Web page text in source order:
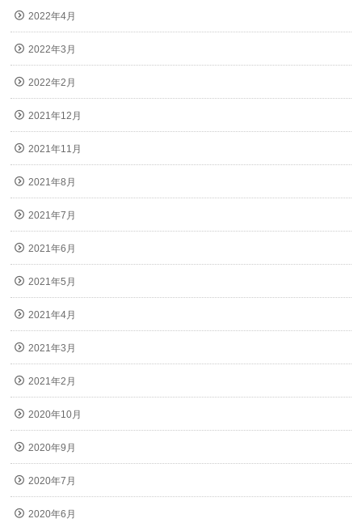
2022年4月
2022年3月
2022年2月
2021年12月
2021年11月
2021年8月
2021年7月
2021年6月
2021年5月
2021年4月
2021年3月
2021年2月
2020年10月
2020年9月
2020年7月
2020年6月